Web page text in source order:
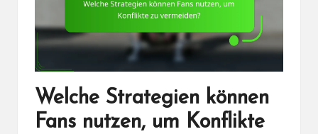
Welche Strategien können
Fans nutzen, um Konflikte